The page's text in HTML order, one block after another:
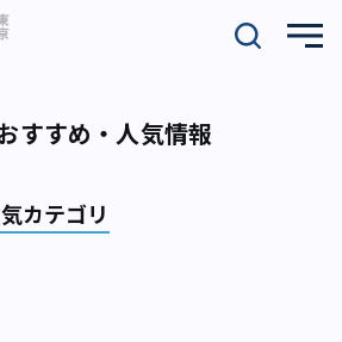
すすめ・人気情報
カテゴリ